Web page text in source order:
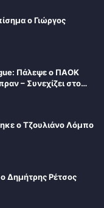
ο Γιώργος
Πάλεψε ο ΠΑΟΚ
– Συνεχίζει στο…
ο Τζουλιάνο Λόμπο
Δημήτρης Ρέτσος